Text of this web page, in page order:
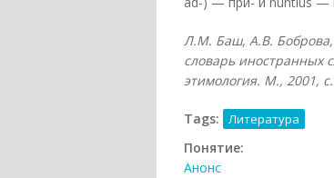
Л.М. Баш, А.В.
словарь иностранных
этимология. М., 2001,
Tags: Литература
Понятие:
Анонс